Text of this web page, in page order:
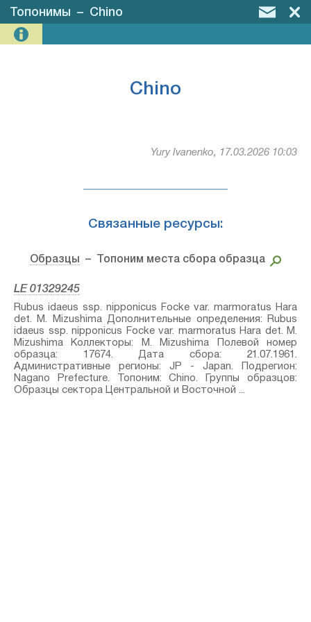
Топонимы – Chino
Chino
Yury Ivanenko, 17.03.2026 10:03
Связанные ресурсы:
Образцы – Топоним места сбора образца
LE 01329245
Rubus idaeus ssp. nipponicus Focke var. marmoratus Hara⁣
det. M. Mizushima Дополнительные определения: Rubus
idaeus ssp. nipponicus Focke var. marmoratus Hara⁣ det. M.
Mizushima Коллекторы: M. Mizushima Полевой номер
образца: 17674. Дата сбора: 21.07.1961.
Административные регионы: JP - Japan. Подрегион:
Nagano Prefecture. Топоним: Chino. Группы образцов:
Образцы сектора Центральной и Восточной ...